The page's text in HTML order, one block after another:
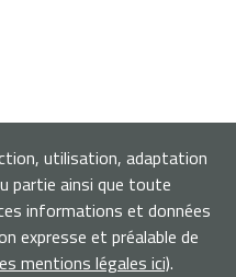
utilisation, adaptation
partie ainsi que toute
informations et données
expresse et préalable de
mentions légales ici).